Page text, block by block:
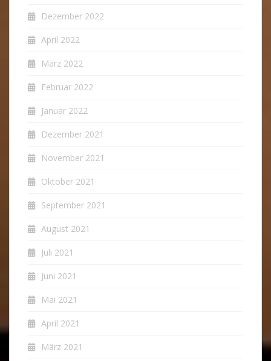
Dezember 2022
April 2022
März 2022
Februar 2022
Januar 2022
Dezember 2021
November 2021
Oktober 2021
September 2021
August 2021
Juli 2021
Juni 2021
Mai 2021
April 2021
März 2021